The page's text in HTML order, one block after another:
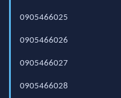
0905466025
0905466026
0905466027
0905466028